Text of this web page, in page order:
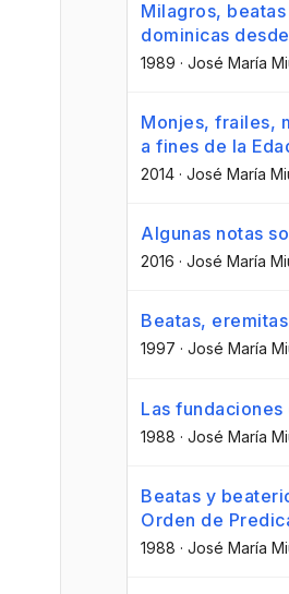
Milagros,
dominicas
1989 · José María
Monjes, frailes,
a fines de la
2014 · José María
Algunas notas
2016 · José María
Beatas,
1997 · José María
Las
1988 · José María
Beatas y
Orden de
1988 · José María